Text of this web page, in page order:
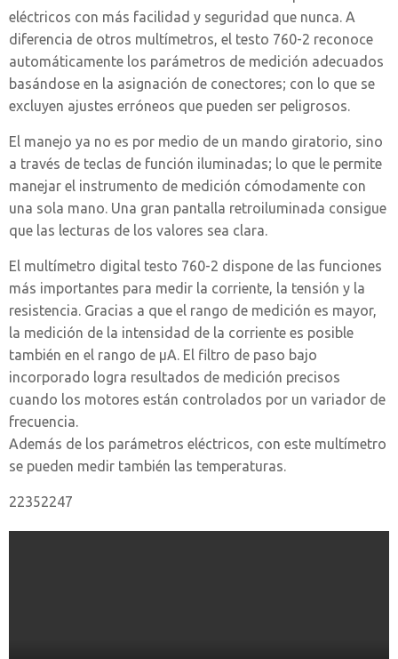
eléctricos con más facilidad y seguridad que nunca. A
diferencia de otros multímetros, el testo 760-2 reconoce
automáticamente los parámetros de medición adecuados
basándose en la asignación de conectores; con lo que se
excluyen ajustes erróneos que pueden ser peligrosos.
El manejo ya no es por medio de un mando giratorio, sino
a través de teclas de función iluminadas; lo que le permite
manejar el instrumento de medición cómodamente con
una sola mano. Una gran pantalla retroiluminada consigue
que las lecturas de los valores sea clara.
El multímetro digital testo 760-2 dispone de las funciones
más importantes para medir la corriente, la tensión y la
resistencia. Gracias a que el rango de medición es mayor,
la medición de la intensidad de la corriente es posible
también en el rango de μA. El filtro de paso bajo
incorporado logra resultados de medición precisos
cuando los motores están controlados por un variador de
frecuencia.
Además de los parámetros eléctricos, con este multímetro
se pueden medir también las temperaturas.
22352247